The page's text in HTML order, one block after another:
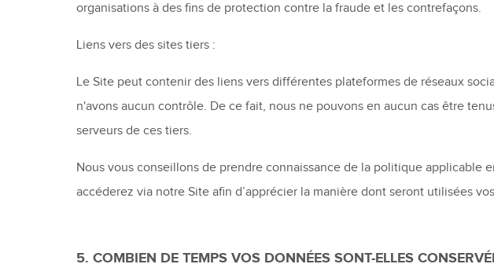
organisations à des fins de protection contre la fraude et les contrefaçons.
Liens vers des sites tiers :
Le Site peut contenir des liens vers différentes plateformes de réseaux
n'avons aucun contrôle. De ce fait, nous ne pouvons en aucun cas être
serveurs de ces tiers.
Nous vous conseillons de prendre connaissance de la politique
accéderez via notre Site afin d’apprécier la manière dont seront utilisées
5. COMBIEN DE TEMPS VOS DONNÉES SONT-ELLES